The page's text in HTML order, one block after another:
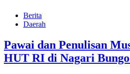
Berita
Daerah
Pawai dan Penulisan
HUT RI di Nagari